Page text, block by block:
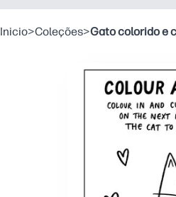
Inicio>Coleções>Gato colorido e